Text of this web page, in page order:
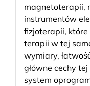
magnetoterapii,
instrumentów
fizjoterapii, które
terapii w tej
wymiary,
główne cechy
system